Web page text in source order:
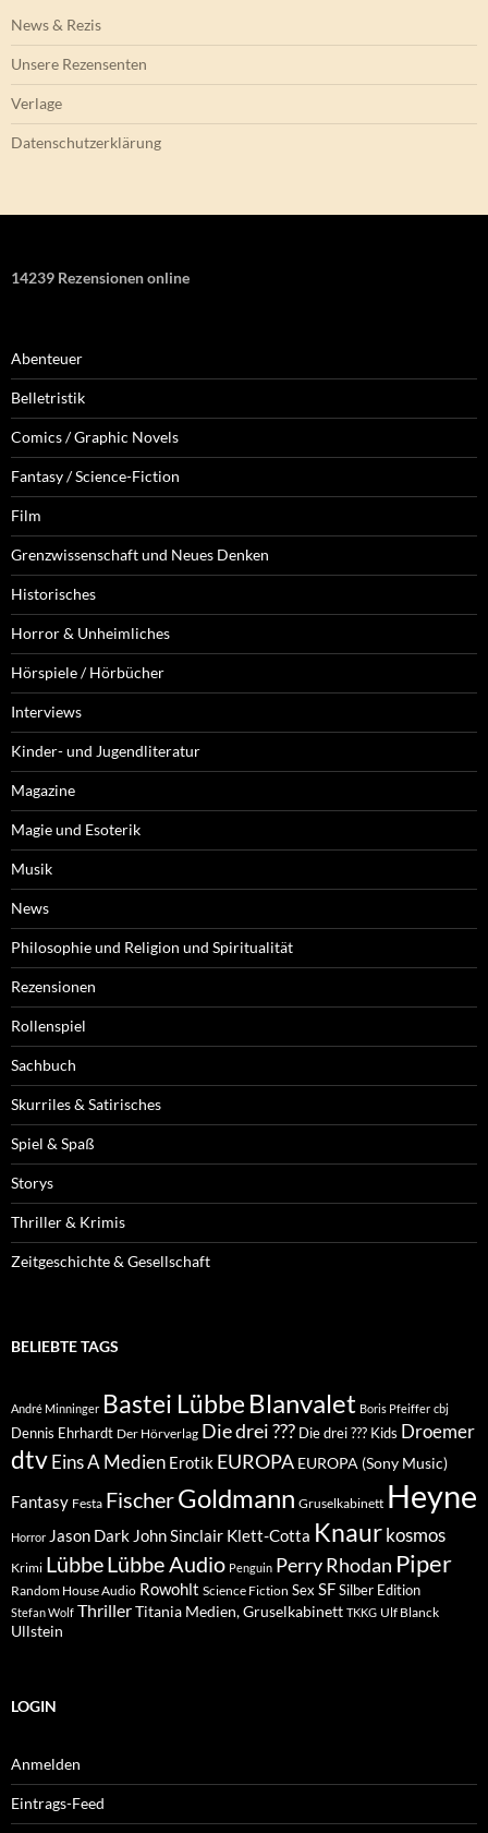
News & Rezis
Unsere Rezensenten
Verlage
Datenschutzerklärung
14239 Rezensionen online
Abenteuer
Belletristik
Comics / Graphic Novels
Fantasy / Science-Fiction
Film
Grenzwissenschaft und Neues Denken
Historisches
Horror & Unheimliches
Hörspiele / Hörbücher
Interviews
Kinder- und Jugendliteratur
Magazine
Magie und Esoterik
Musik
News
Philosophie und Religion und Spiritualität
Rezensionen
Rollenspiel
Sachbuch
Skurriles & Satirisches
Spiel & Spaß
Storys
Thriller & Krimis
Zeitgeschichte & Gesellschaft
BELIEBTE TAGS
André Minninger Bastei Lübbe Blanvalet Boris Pfeiffer cbj
Dennis Ehrhardt Der Hörverlag Die drei ??? Die drei ??? Kids Droemer
dtvEins A Medien Erotik EUROPA EUROPA (Sony Music)
Fantasy Festa FischerGoldmann Gruselkabinett Heyne
Horror Jason Dark John Sinclair Klett-Cotta Knaur kosmos
Krimi LübbeLübbe Audio Penguin Perry Rhodan Piper
Random House Audio Rowohlt Science Fiction Sex SFSilber Edition
Stefan Wolf ThrillerTitania Medien, Gruselkabinett TKKG Ulf Blanck
Ullstein
LOGIN
Anmelden
Eintrags-Feed